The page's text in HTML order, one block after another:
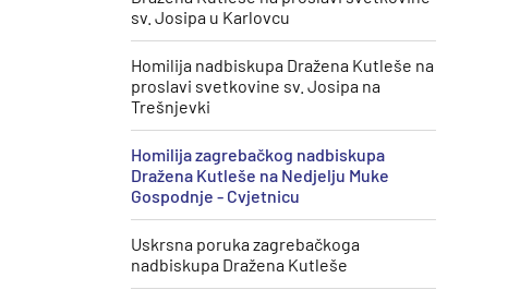
sv. Josipa u Karlovcu
Homilija nadbiskupa Dražena Kutleše na
proslavi svetkovine sv. Josipa ​na
Trešnjevki
Homilija zagrebačkog nadbiskupa
Dražena Kutleše na Nedjelju Muke
Gospodnje - Cvjetnicu
Uskrsna poruka zagrebačkoga
nadbiskupa Dražena Kutleše